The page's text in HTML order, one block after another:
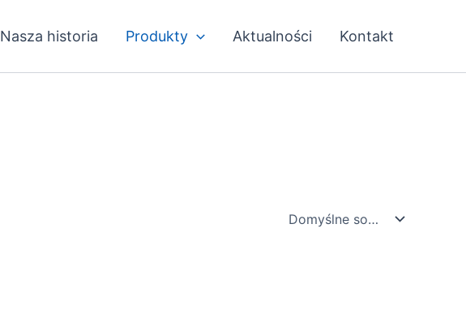
Nasza historia Produkty Aktualności Kontakt